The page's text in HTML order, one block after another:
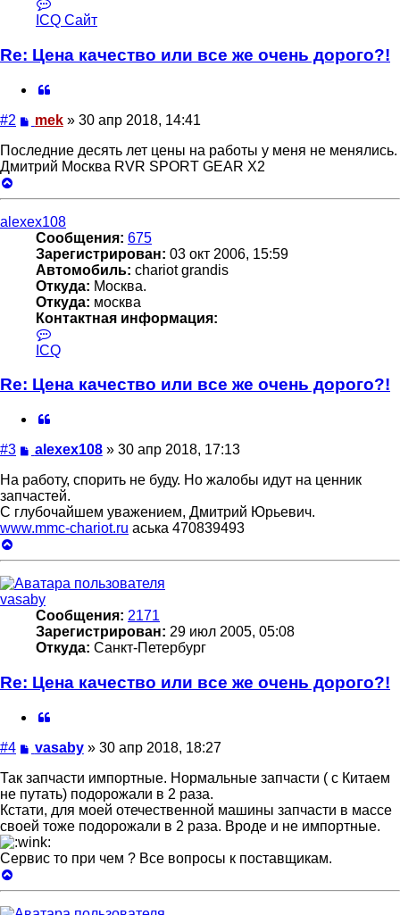
информация
mek
ICQ Сайт
Re: Цена качество или все же очень дорого?!
#2 Сообщение
mek» 30 апр 2018, 14:41
Последние десять лет цены на работы у меня не менялись.
Дмитрий Москва RVR SPORT GEAR X2
к
началу
alexex108
Сообщения: 675
Зарегистрирован: 03 окт 2006, 15:59
Автомобиль: chariot grandis
Откуда: Москва.
Откуда: москва
Контактная информация:
информация
alexex108
ICQ
Re: Цена качество или все же очень дорого?!
#3 Сообщение
alexex108» 30 апр 2018, 17:13
На работу, спорить не буду. Но жалобы идут на ценник
запчастей.
С глубочайшем уважением, Дмитрий Юрьевич.
www.mmc-chariot.ru аська 470839493
к
началу
vasaby
Сообщения: 2171
Зарегистрирован: 29 июл 2005, 05:08
Откуда: Санкт-Петербург
Re: Цена качество или все же очень дорого?!
#4 Сообщение
vasaby» 30 апр 2018, 18:27
Так запчасти импортные. Нормальные запчасти ( с Китаем
не путать) подорожали в 2 раза.
Кстати, для моей отечественной машины запчасти в массе
своей тоже подорожали в 2 раза. Вроде и не импортные.
Сервис то при чем ? Все вопросы к поставщикам.
к
началу